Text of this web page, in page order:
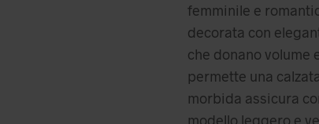
femminile e
decorata con
che donano volume
permette una
morbida assicura
modello leggero e